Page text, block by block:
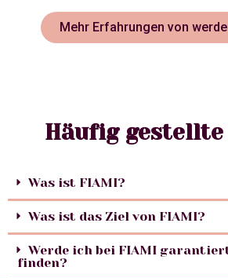
Mehr Erfahrungen von
Häufig gestellte
Was ist FIAMI?
Was ist das Ziel von FIAMI?
Werde ich bei FIAMI
finden?